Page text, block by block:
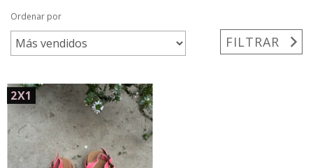
Ordenar por
FILTRAR
2X1